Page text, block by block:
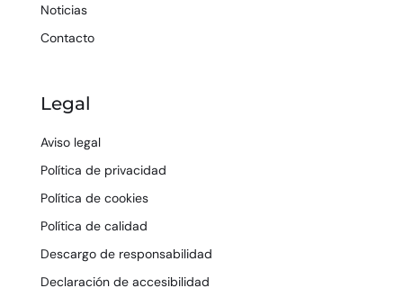
Noticias
Contacto
Legal
Aviso legal
Política de privacidad
Política de cookies
Política de calidad
Descargo de responsabilidad
Declaración de accesibilidad